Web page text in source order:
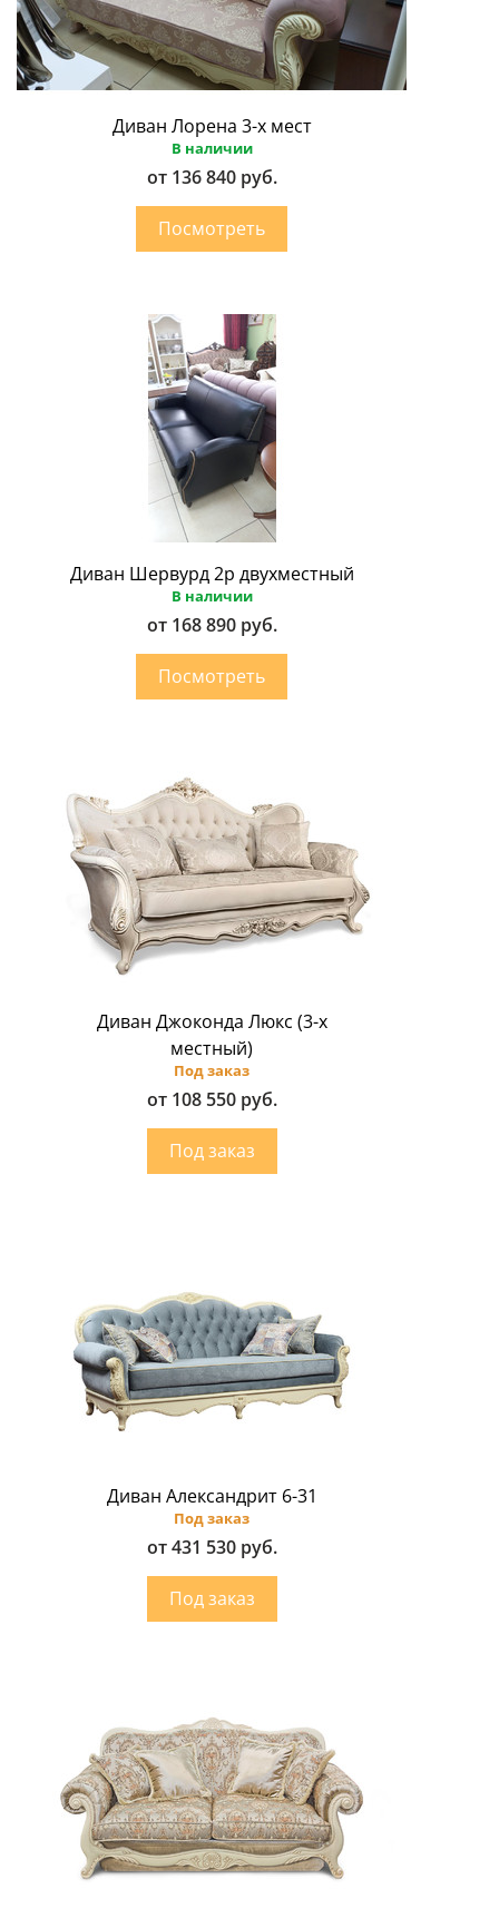
Диван Лорена 3-х мест
В наличии
от 136 840 руб.
Диван Шервурд 2p двухместный
В наличии
от 168 890 руб.
Диван Джоконда Люкс (3-х
местный)
Под заказ
от 108 550 руб.
Диван Александрит 6-31
Под заказ
от 431 530 руб.